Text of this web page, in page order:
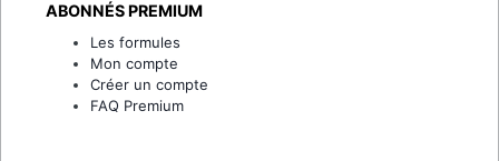
ABONNÉS PREMIUM
Les formules
Mon compte
Créer un compte
FAQ Premium